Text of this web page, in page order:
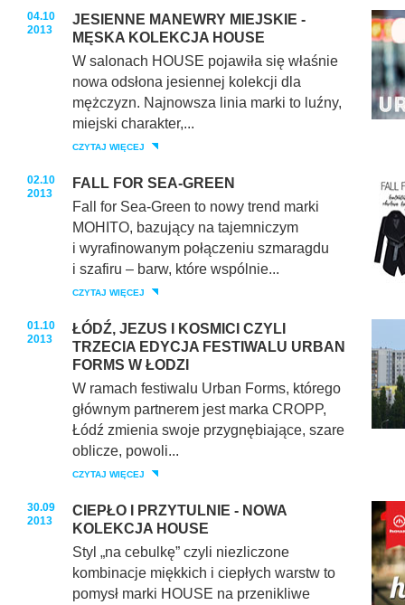
04.10
2013
JESIENNE MANEWRY MIEJSKIE -
MĘSKA KOLEKCJA HOUSE
W salonach HOUSE pojawiła się właśnie
nowa odsłona jesiennej kolekcji dla
mężczyzn. Najnowsza linia marki to luźny,
miejski charakter,...
CZYTAJ WIĘCEJ
02.10
2013
FALL FOR SEA-GREEN
Fall for Sea-Green to nowy trend marki
MOHITO, bazujący na tajemniczym
i wyrafinowanym połączeniu szmaragdu
i szafiru – barw, które wspólnie...
CZYTAJ WIĘCEJ
01.10
2013
ŁÓDŹ, JEZUS I KOSMICI CZYLI
TRZECIA EDYCJA FESTIWALU URBAN
FORMS W ŁODZI
W ramach festiwalu Urban Forms, którego
głównym partnerem jest marka CROPP,
Łódź zmienia swoje przygnębiające, szare
oblicze, powoli...
CZYTAJ WIĘCEJ
30.09
2013
CIEPŁO I PRZYTULNIE - NOWA
KOLEKCJA HOUSE
Styl „na cebulkę” czyli niezliczone
kombinacje miękkich i ciepłych warstw to
pomysł marki HOUSE na przenikliwe